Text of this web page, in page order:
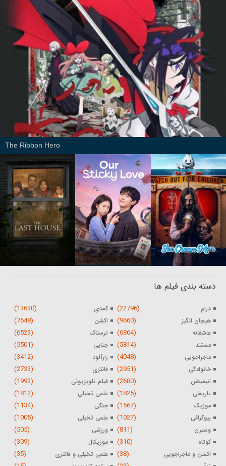
The Ribbon Hero
دسته بندی فیلم ها
درام (22796) کمدی (13630)
هیجان انگیز (9660) اکشن (7648)
عاشقانه (6864) ترسناک (6523)
مستند (5814) جنایی (5501)
ماجراجویی (4048) رازآلود (3412)
خانوادگی (2951) فانتزی (2733)
انیمیشن (2680) فیلم تلویزیونی (1993)
تاریخی (1825) علمی تخیلی (1812)
موزیک (1567) جنگی (1134)
بیوگرافی (1027) علمی تخیلی (1005)
وسترن (811) ورزشی (505)
کوتاه (310) موزیکال (309)
اکشن و ماجراجویی (38) علمی تخیلی و فانتزی (35)